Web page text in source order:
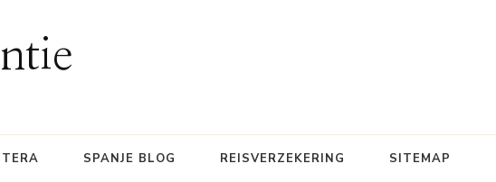
SPANJE BLOG REISVERZEKERING SITEMAP